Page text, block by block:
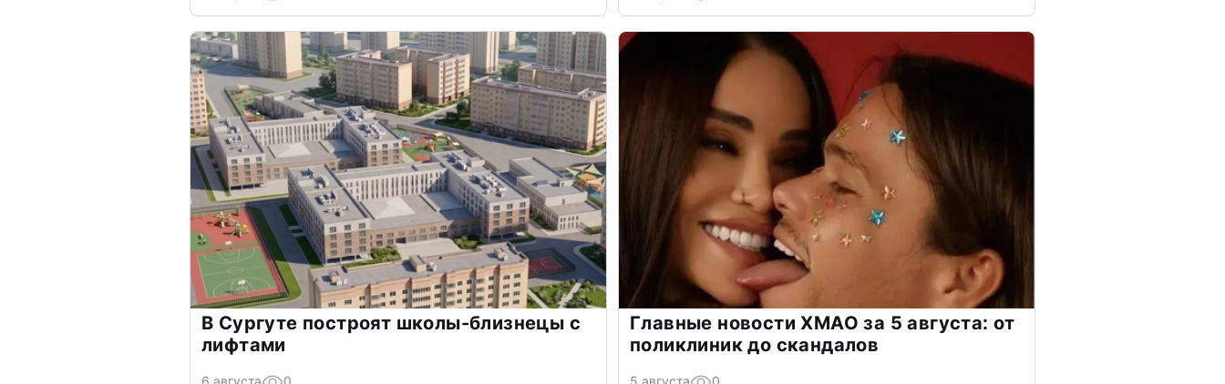
В Сургуте построят школы-близнецы с
лифтами
Главные новости ХМАО за 5 августа: от
поликлиник до скандалов